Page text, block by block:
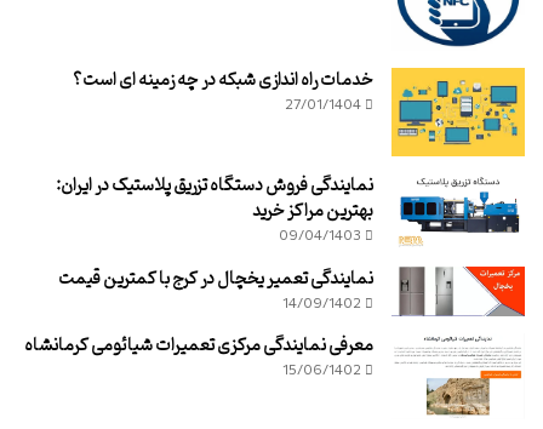
خدمات راه اندازی شبکه در چه زمینه ای است؟
27/01/1404
نمایندگی فروش دستگاه تزریق پلاستیک در ایران:
بهترین مراکز خرید
09/04/1403
نمایندگی تعمیر یخچال در کرج با کمترین قیمت
14/09/1402
معرفی نمایندگی مرکزی تعمیرات شیائومی کرمانشاه
15/06/1402